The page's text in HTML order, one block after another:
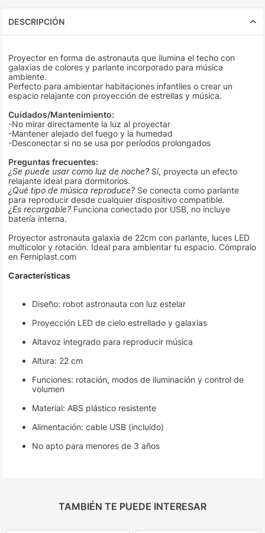
DESCRIPCIÓN
Proyector en forma de astronauta que ilumina el techo con
galaxias de colores y parlante incorporado para música
ambiente.
Perfecto para ambientar habitaciones infantiles o crear un
espacio relajante con proyección de estrellas y música.
Cuidados/Mantenimiento:
-No mirar directamente la luz al proyectar
-Mantener alejado del fuego y la humedad
-Desconectar si no se usa por períodos prolongados
Preguntas frecuentes:
¿Se puede usar como luz de noche? Sí, proyecta un efecto
relajante ideal para dormitorios.
¿Qué tipo de música reproduce? Se conecta como parlante
para reproducir desde cualquier dispositivo compatible.
¿Es recargable? Funciona conectado por USB, no incluye
batería interna.
Proyector astronauta galaxia de 22cm con parlante, luces LED
multicolor y rotación. Ideal para ambientar tu espacio. Cómpralo
en Ferniplast.com
Características
Diseño: robot astronauta con luz estelar
Proyección LED de cielo estrellado y galaxias
Altavoz integrado para reproducir música
Altura: 22 cm
Funciones: rotación, modos de iluminación y control de
volumen
Material: ABS plástico resistente
Alimentación: cable USB (incluido)
No apto para menores de 3 años
TAMBIÉN TE PUEDE INTERESAR